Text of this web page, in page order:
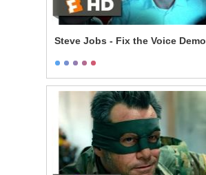
Steve Jobs - Fix the Voice Demo